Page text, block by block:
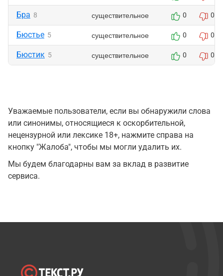
Бра 8 существительное 0 0
Бюстье 5 существительное 0 0
Бюстик 5 существительное 0 0
Уважаемые пользователи, если вы обнаружили слова
или синонимы, относящиеся к оскорбительной,
нецензурной или лексике 18+, нажмите справа на
кнопку "Жалоба", чтобы мы могли удалить их.
Мы будем благодарны вам за вклад в развитие
сервиса.